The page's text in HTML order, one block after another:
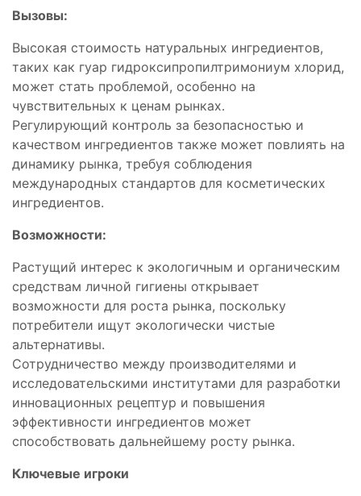
Вызовы:
Высокая стоимость натуральных ингредиентов,
таких как гуар гидроксипропилтримониум хлорид,
может стать проблемой, особенно на
чувствительных к ценам рынках.
Регулирующий контроль за безопасностью и
качеством ингредиентов также может повлиять на
динамику рынка, требуя соблюдения
международных стандартов для косметических
ингредиентов.
Возможности:
Растущий интерес к экологичным и органическим
средствам личной гигиены открывает
возможности для роста рынка, поскольку
потребители ищут экологически чистые
альтернативы.
Сотрудничество между производителями и
исследовательскими институтами для разработки
инновационных рецептур и повышения
эффективности ингредиентов может
способствовать дальнейшему росту рынка.
Ключевые игроки